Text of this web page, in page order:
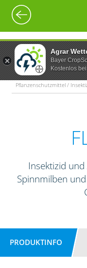
Agrar
Bayer
Kostenlos
Pflanzenschutzmittel /
Insektizid
Spinnmilben
PRODUKTINFO